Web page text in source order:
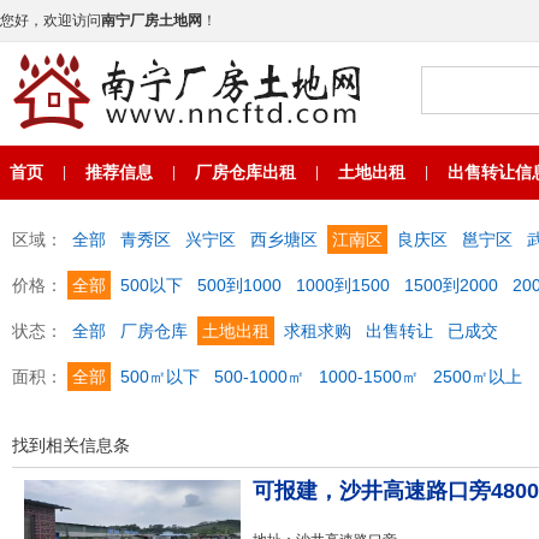
您好，欢迎访问南宁厂房土地网 ！
首页 推荐信息 厂房仓库出租 土地出租 出售转让信
区域： 全部 青秀区 兴宁区 西乡塘区 江南区 良庆区 邕宁区
价格： 全部 500以下 500到1000 1000到1500 1500到2000
状态： 全部 厂房仓库 土地出租 求租求购 出售转让 已成交
面积： 全部 500㎡以下 500-1000㎡ 1000-1500㎡ 2500㎡以上
找到相关信息条
可报建，沙井高速路口旁